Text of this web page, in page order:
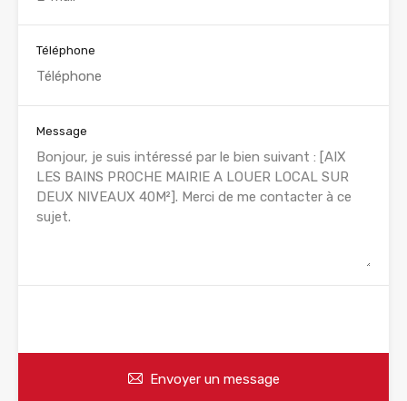
Téléphone
Message
Envoyer un message